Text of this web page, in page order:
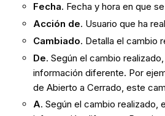
Fecha. Fecha y hora en que
Acción de. Usuario que ha
Cambiado. Detalla el cambio
De. Según el cambio
información diferente. Por
de Abierto a Cerrado, este
A. Según el cambio realizado,